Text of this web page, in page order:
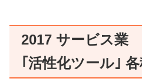
2017 サービス業
｢活性化ツール｣